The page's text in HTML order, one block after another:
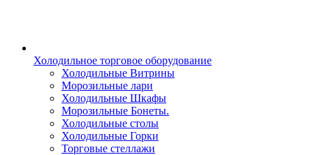
Холодильное торговое оборудование
Холодильные Витрины
Морозильные лари
Холодильные Шкафы
Морозильные Бонеты.
Холодильные столы
Холодильные Горки
Торговые стеллажи